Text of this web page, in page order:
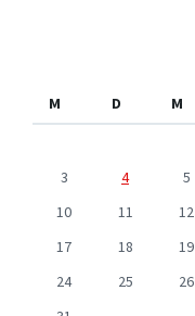
M
D M
3
4 5
10
11 12
17
18 19
24
25 26